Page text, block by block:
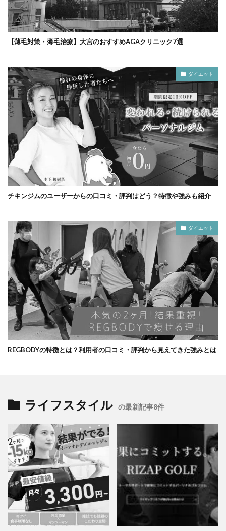
【薄毛対策・薄毛治療】大宮のおすすめAGAクリニック7選
ダイエット
チキンジムのユーザーからの口コミ・評判はどう？特徴や強みも紹介
ダイエット
REGBODYの特徴とは？利用者の口コミ・評判から見えてきた強みとは
ライフスタイル の最新記事8件